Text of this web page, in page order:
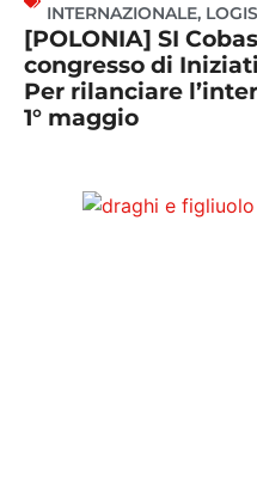
INTERNAZIONALE,
[POLONIA] SI
congresso di
Per rilanciare
1° maggio